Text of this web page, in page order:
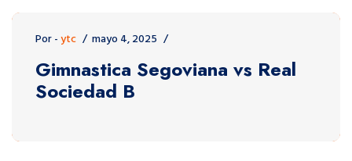
Por -ytc mayo 4, 2025
Gimnastica Segoviana vs Real
Sociedad B